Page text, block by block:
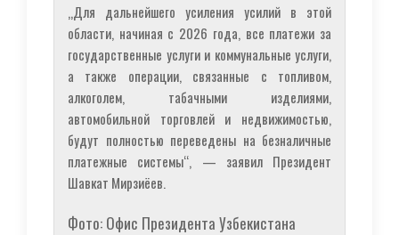
„Для дальнейшего усиления усилий в этой
области, начиная с 2026 года, все платежи за
государственные услуги и коммунальные услуги,
а также операции, связанные с топливом,
алкоголем, табачными изделиями,
автомобильной торговлей и недвижимостью,
будут полностью переведены на безналичные
платежные системы“, — заявил Президент
Шавкат Мирзиёев.
Фото: Офис Президента Узбекистана